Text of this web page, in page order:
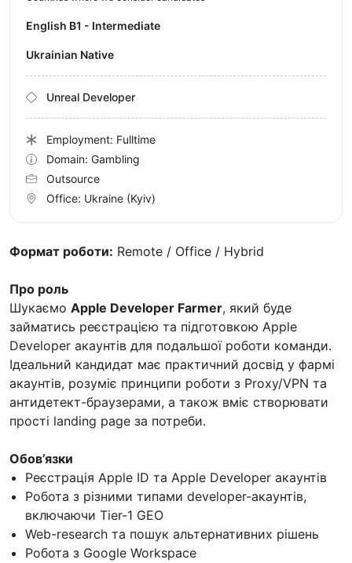
Формат роботи: Remote / Office / Hybrid
Про роль
Шукаємо Apple Developer Farmer, який буде
займатись реєстрацією та підготовкою Apple
Developer акаунтів для подальшої роботи команди.
Ідеальний кандидат має практичний досвід у фармі
акаунтів, розуміє принципи роботи з Proxy/VPN та
антидетект-браузерами, а також вміє створювати
прості landing page за потреби.
Обов’язки
Реєстрація Apple ID та Apple Developer акаунтів
Робота з різними типами developer-акаунтів,
включаючи Tier-1 GEO
Web-research та пошук альтернативних рішень
Робота з Google Workspace
English B1 - Intermediate
Ukrainian Native
Unreal Developer
Employment: Fulltime
Domain: Gambling
Outsource
Office: Ukraine (Kyiv)